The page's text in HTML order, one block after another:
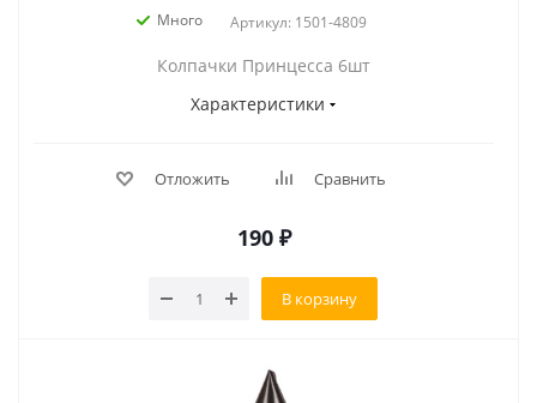
Много Артикул: 1501-4809
Колпачки Принцесса 6шт
Характеристики
Отложить Сравнить
190 ₽
В корзину